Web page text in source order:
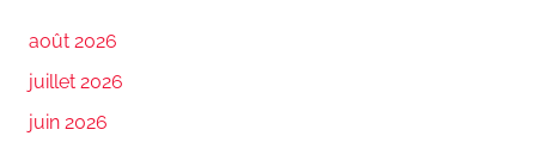
août 2026
juillet 2026
juin 2026